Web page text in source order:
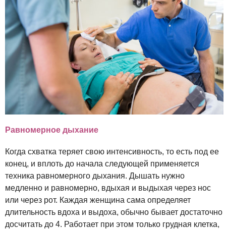
Равномерное дыхание
Когда схватка теряет свою интенсивность, то есть под ее
конец, и вплоть до начала следующей применяется
техника равномерного дыхания. Дышать нужно
медленно и равномерно, вдыхая и выдыхая через нос
или через рот. Каждая женщина сама определяет
длительность вдоха и выдоха, обычно бывает достаточно
досчитать до 4. Работает при этом только грудная клетка,